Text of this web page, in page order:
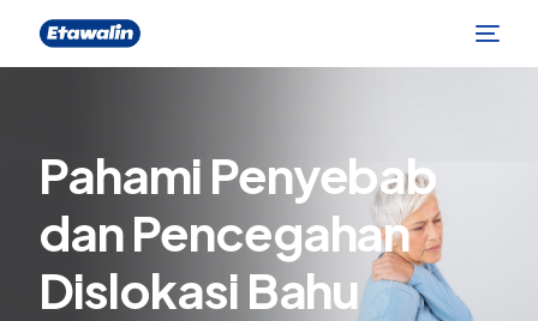
Pahami Penyebab
dan Pencegahan
Dislokasi Bahu